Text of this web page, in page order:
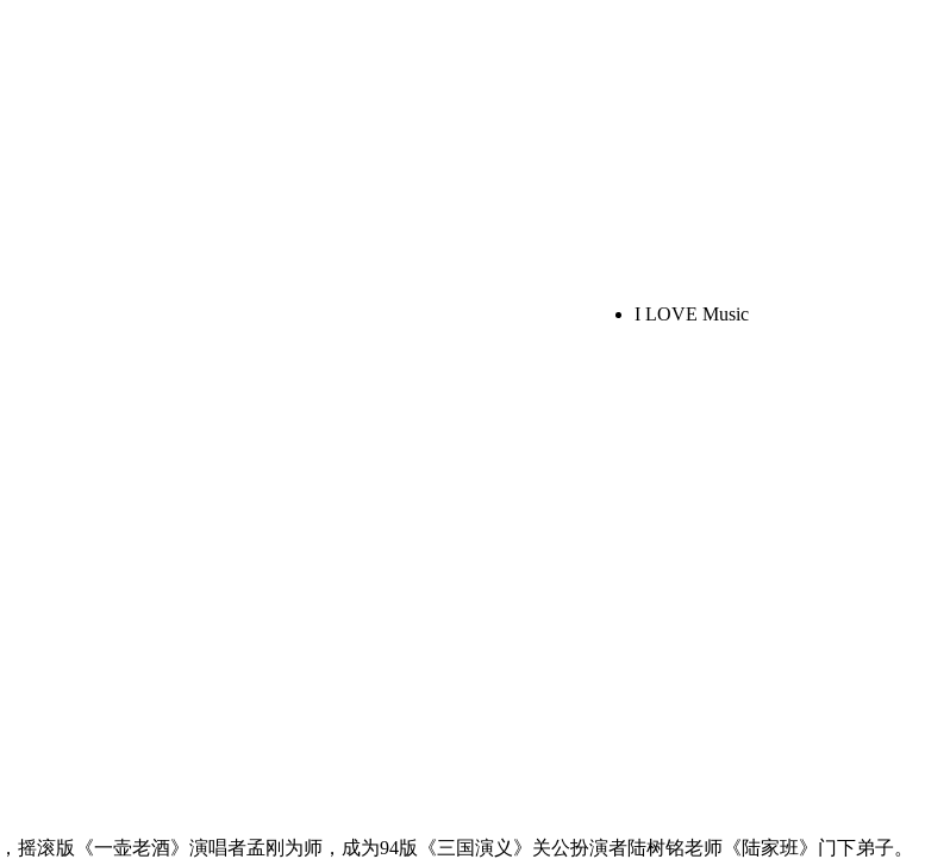
I LOVE Music
滚版《一壶老酒》演唱者孟刚为师，成为94版《三国演义》关公扮演者陆树铭老师《陆家班》门下弟子。